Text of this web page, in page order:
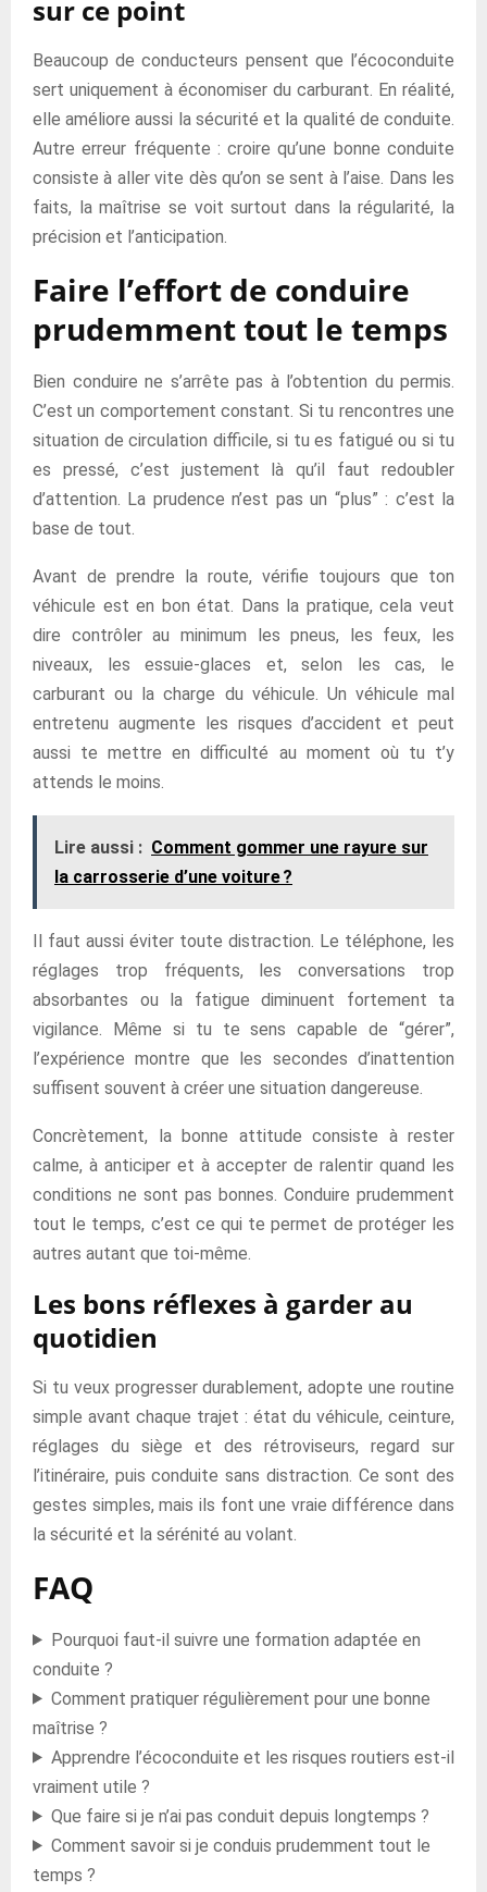
sur ce point
Beaucoup de conducteurs pensent que l’écoconduite
sert uniquement à économiser du carburant. En réalité,
elle améliore aussi la sécurité et la qualité de conduite.
Autre erreur fréquente : croire qu’une bonne conduite
consiste à aller vite dès qu’on se sent à l’aise. Dans les
faits, la maîtrise se voit surtout dans la régularité, la
précision et l’anticipation.
Faire l’effort de conduire
prudemment tout le temps
Bien conduire ne s’arrête pas à l’obtention du permis.
C’est un comportement constant. Si tu rencontres une
situation de circulation difficile, si tu es fatigué ou si tu
es pressé, c’est justement là qu’il faut redoubler
d’attention. La prudence n’est pas un “plus” : c’est la
base de tout.
Avant de prendre la route, vérifie toujours que ton
véhicule est en bon état. Dans la pratique, cela veut
dire contrôler au minimum les pneus, les feux, les
niveaux, les essuie-glaces et, selon les cas, le
carburant ou la charge du véhicule. Un véhicule mal
entretenu augmente les risques d’accident et peut
aussi te mettre en difficulté au moment où tu t’y
attends le moins.
Lire aussi : Comment gommer une rayure sur
la carrosserie d’une voiture ?
Il faut aussi éviter toute distraction. Le téléphone, les
réglages trop fréquents, les conversations trop
absorbantes ou la fatigue diminuent fortement ta
vigilance. Même si tu te sens capable de “gérer”,
l’expérience montre que les secondes d’inattention
suffisent souvent à créer une situation dangereuse.
Concrètement, la bonne attitude consiste à rester
calme, à anticiper et à accepter de ralentir quand les
conditions ne sont pas bonnes. Conduire prudemment
tout le temps, c’est ce qui te permet de protéger les
autres autant que toi-même.
Les bons réflexes à garder au
quotidien
Si tu veux progresser durablement, adopte une routine
simple avant chaque trajet : état du véhicule, ceinture,
réglages du siège et des rétroviseurs, regard sur
l’itinéraire, puis conduite sans distraction. Ce sont des
gestes simples, mais ils font une vraie différence dans
la sécurité et la sérénité au volant.
FAQ
Pourquoi faut-il suivre une formation adaptée en
conduite ?
Comment pratiquer régulièrement pour une bonne
maîtrise ?
Apprendre l’écoconduite et les risques routiers est-il
vraiment utile ?
Que faire si je n’ai pas conduit depuis longtemps ?
Comment savoir si je conduis prudemment tout le
temps ?